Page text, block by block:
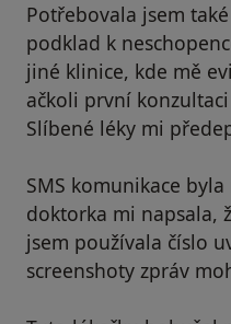
Potřebovala jsem
podklad k
jiné klinice, kde mě
ačkoli první
Slíbené léky mi
SMS komunikace
doktorka mi napsala,
jsem používala číslo
screenshoty zpráv